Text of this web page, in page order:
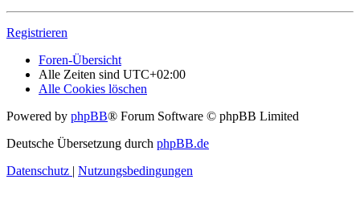
Registrieren
Foren-Übersicht
Alle Zeiten sind UTC+02:00
Alle Cookies löschen
Powered by phpBB® Forum Software © phpBB Limited
Deutsche Übersetzung durch phpBB.de
Datenschutz | Nutzungsbedingungen